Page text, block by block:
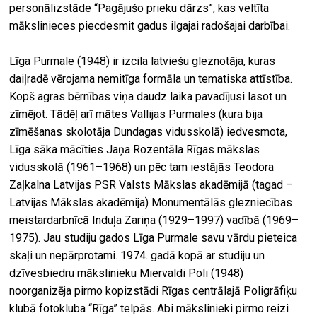
personālizstāde “Pagājušo prieku dārzs”, kas veltīta
mākslinieces piecdesmit gadus ilgajai radošajai darbībai.
Līga Purmale (1948) ir izcila latviešu gleznotāja, kuras
daiļradē vērojama nemitīga formāla un tematiska attīstība.
Kopš agras bērnības viņa daudz laika pavadījusi lasot un
zīmējot. Tādēļ arī mātes Vallijas Purmales (kura bija
zīmēšanas skolotāja Dundagas vidusskolā) iedvesmota,
Līga sāka mācīties Jaņa Rozentāla Rīgas mākslas
vidusskolā (1961–1968) un pēc tam iestājās Teodora
Zaļkalna Latvijas PSR Valsts Mākslas akadēmijā (tagad –
Latvijas Mākslas akadēmija) Monumentālās glezniecības
meistardarbnīcā Induļa Zariņa (1929–1997) vadībā (1969–
1975). Jau studiju gados Līga Purmale savu vārdu pieteica
skaļi un nepārprotami. 1974. gadā kopā ar studiju un
dzīvesbiedru mākslinieku Miervaldi Poli (1948)
noorganizēja pirmo kopizstādi Rīgas centrālajā Poligrāfiķu
klubā fotokluba “Rīga” telpās. Abi mākslinieki pirmo reizi